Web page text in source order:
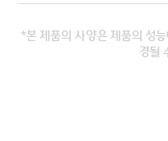
*본 제품의 사양은 제품의 성
경될